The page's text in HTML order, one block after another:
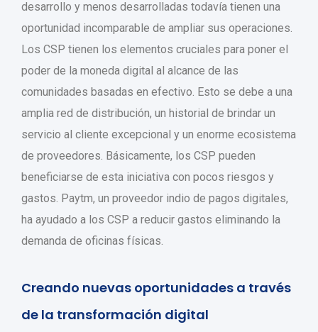
desarrollo y menos desarrolladas todavía tienen una
oportunidad incomparable de ampliar sus operaciones.
Los CSP tienen los elementos cruciales para poner el
poder de la moneda digital al alcance de las
comunidades basadas en efectivo. Esto se debe a una
amplia red de distribución, un historial de brindar un
servicio al cliente excepcional y un enorme ecosistema
de proveedores. Básicamente, los CSP pueden
beneficiarse de esta iniciativa con pocos riesgos y
gastos. Paytm, un proveedor indio de pagos digitales,
ha ayudado a los CSP a reducir gastos eliminando la
demanda de oficinas físicas.
Creando nuevas oportunidades a través
de la transformación digital